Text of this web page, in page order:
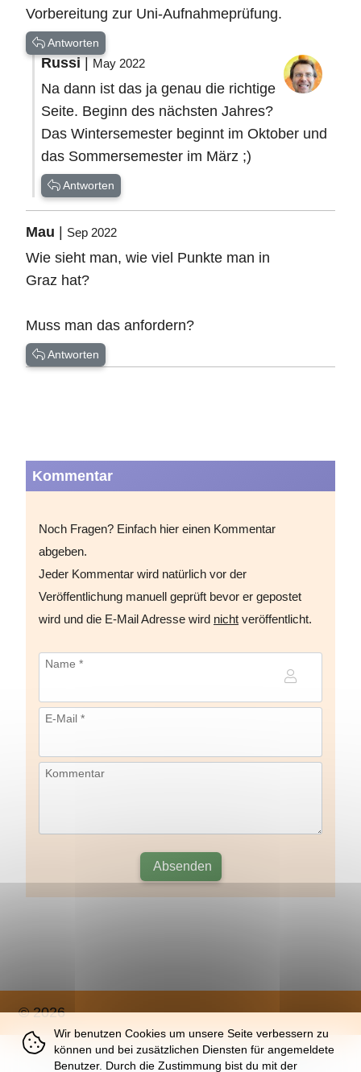
Vorbereitung zur Uni-Aufnahmeprüfung.
Antworten
Russi|May 2022
Na dann ist das ja genau die richtige
Seite. Beginn des nächsten Jahres?
Das Wintersemester beginnt im Oktober und
das Sommersemester im März ;)
Antworten
Mau | Sep 2022
Wie sieht man, wie viel Punkte man in
Graz hat?
Muss man das anfordern?
Antworten
Kommentar
Noch Fragen? Einfach hier einen Kommentar
abgeben.
Jeder Kommentar wird natürlich vor der
Veröffentlichung manuell geprüft bevor er gepostet
wird und die E-Mail Adresse wird nicht veröffentlicht.
Name *
E-Mail *
Kommentar
Absenden
© 2026
Über |Impressum|Nutzung|Datenschutz
Wir benutzen Cookies um unsere Seite verbessern zu
können und bei zusätzlichen Diensten für angemeldete
Benutzer. Durch die Zustimmung bist du mit der